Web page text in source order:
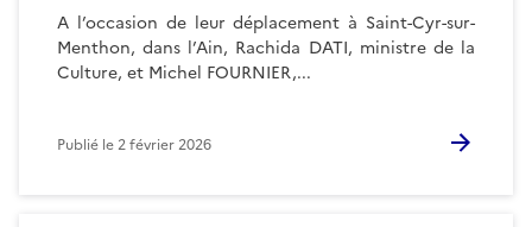
A l’occasion de leur déplacement à Saint-Cyr-sur-
Menthon, dans l’Ain, Rachida DATI, ministre de la
Culture, et Michel FOURNIER,...
Publié le2 février 2026